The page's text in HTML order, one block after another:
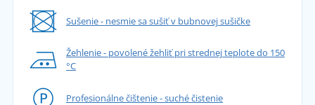
Sušenie - nesmie sa sušiť v bubnovej sušičke
Žehlenie - povolené žehliť pri strednej teplote do 150
°C
Profesionálne čištenie - suché čistenie